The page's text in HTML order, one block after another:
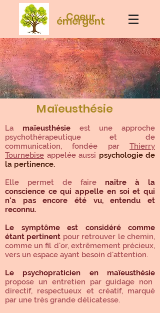
Coeur
émergent
Maïeusthésie
La maïeusthésieest une approche
psychothérapeutique et de
communication, fondée par Thierry
Tournebise appelée aussi psychologie de
la pertinence.
Elle permet de faire naître à la
conscience ce qui appelle en soi et qui
n'a pas encore été vu, entendu et
reconnu.
Le symptôme est considéré comme
étant pertinent pour retrouver le chemin,
comme un fil d'or, extrêmement précieux,
vers un espace ayant besoin d'attention.
Le psychopraticien en maïeusthésie
propose un entretien par guidage non
directif, respectueux et créatif, marqué
par une très grande délicatesse.